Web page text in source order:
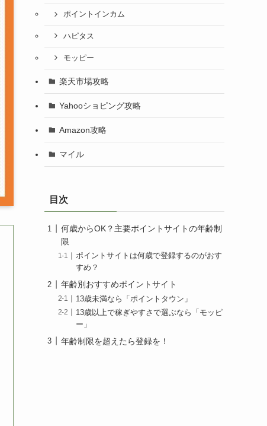
ポイントインカム
ハピタス
モッピー
楽天市場攻略
Yahooショピング攻略
Amazon攻略
マイル
目次
何歳からOK？主要ポイントサイトの年齢制
限
ポイントサイトは何歳で登録するのがおす
すめ？
年齢別おすすめポイントサイト
13歳未満なら「ポイントタウン」
13歳以上で稼ぎやすさで選ぶなら「モッピ
ー」
年齢制限を超えたら登録を！